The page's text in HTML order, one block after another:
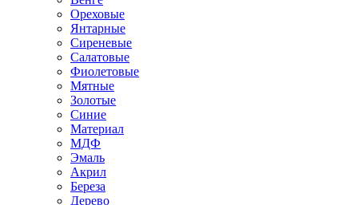
Ореховые
Янтарные
Сиреневые
Салатовые
Фиолетовые
Мятные
Золотые
Синие
Материал
МДФ
Эмаль
Акрил
Береза
Дерево